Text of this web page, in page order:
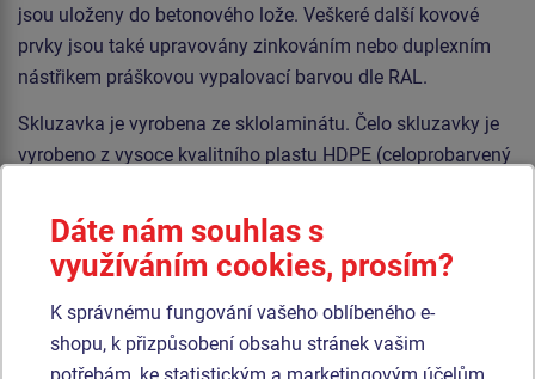
jsou uloženy do betonového lože. Veškeré další kovové
prvky jsou také upravovány zinkováním nebo duplexním
nástřikem práškovou vypalovací barvou dle RAL.
Skluzavka je vyrobena ze sklolaminátu. Čelo skluzavky je
vyrobeno z vysoce kvalitního plastu HDPE (celoprobarvený
vysokou barevnou stálostí, odolnosti proti UV záření a
hlavně bezpečností, protože je nelámavý a nehrozí tak
žádné nebezpečí zranění dětí ostrými úlomky). Houpačky
jsou zavěšeny pomocí nerezových řetězů na kovovém
nosníku. Podesta je vyrobena z HPL (vysokotlaký laminát
opatřený protiskluzem, který se vyznačuje vysokou
Dáte nám souhlas s
využíváním cookies, prosím?
K správnému fungování vašeho oblíbeného e-
shopu, k přizpůsobení obsahu stránek vašim